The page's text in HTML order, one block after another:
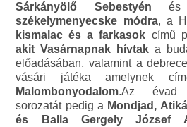
Sárkányölő Sebestyén és
székelymenyecske módra, a
kismalac és a farkasok című
akit Vasárnapnak hívtak a
előadásában, valamint a
vásári játéka amelynek
Malombonyodalom.Az évad
sorozatát pedig a Mondjad,
és Balla Gergely József